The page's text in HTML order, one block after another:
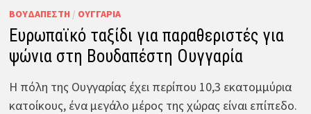
ΒΟΥΔΑΠΈΣΤΗ / ΟΥΓΓΑΡΊΑ
Ευρωπαϊκό ταξίδι για παραθεριστές για
ψώνια στη Βουδαπέστη Ουγγαρία
Η πόλη της Ουγγαρίας έχει περίπου 10,3 εκατομμύρια
κατοίκους, ένα μεγάλο μέρος της χώρας είναι επίπεδο.